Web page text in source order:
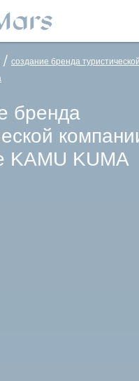
/ создание бренда
бренда
KAMU KUMA